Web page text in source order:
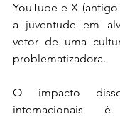
YouTube e X
a juventude em
vetor de uma
problematizadora.
O impacto
internacionais